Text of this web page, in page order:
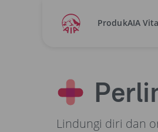
ProdukAIA
Lindungi diri dan